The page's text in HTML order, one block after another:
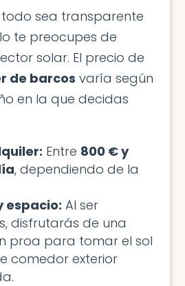
sea transparente
te preocupes de
solar. El precio de
de barcos varía según
en la que decidas
Entre 800 € y
, dependiendo de la
espacio: Al ser
disfrutarás de una
proa para tomar el sol
comedor exterior